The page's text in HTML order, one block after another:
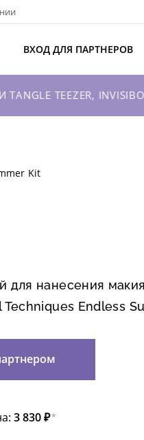
ВХОД ДЛЯ ПАРТНЕРОВ
TEEZER,
Kit
для нанесения
Techniques Endless
3 830 ₽*